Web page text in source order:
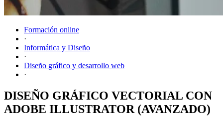
Formación online
·
Informática y Diseño
·
Diseño gráfico y desarrollo web
·
DISEÑO GRÁFICO VECTORIAL CON
ADOBE ILLUSTRATOR (AVANZADO)